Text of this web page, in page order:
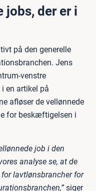
jobs, der er i
på den generelle
Jens
venstre
en artikel på
afløser de vellønnede
for beskæftigelsen i
job i den
analyse se, at de
lavtlønsbrancher for
siger